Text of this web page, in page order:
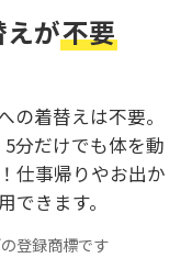
が不要
の着替えは不要。
分だけでも体を動
仕事帰りやお出か
きます。
登録商標です